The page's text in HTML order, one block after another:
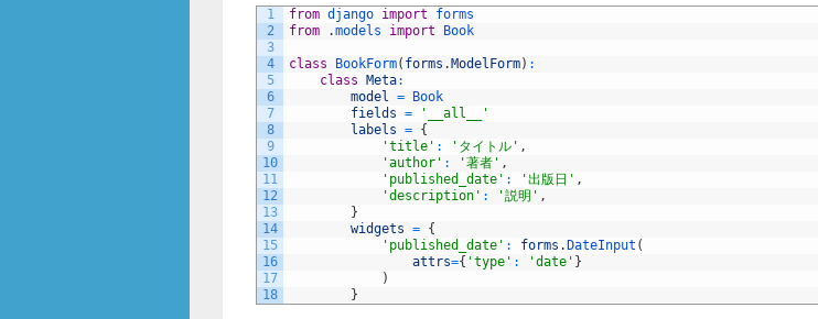
1
2
3
4
5
6
7
8
9
10
11
12
13
14
15
16
17
18
from django import
forms
from
.models import Book
class BookForm( forms .ModelForm) :
class Meta:
model = Book
fields =
'__all__'
labels = {
'title' : 'タイトル' ,
'author' : '著者' ,
'published_date' : '出版日' ,
'description' : '説明' ,
}
widgets = {
'published_date' : forms .DateInput (
attrs={ 'type' : 'date' }
)
}